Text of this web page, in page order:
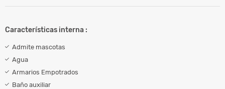
Características interna :
Admite mascotas
Agua
Armarios Empotrados
Baño auxiliar